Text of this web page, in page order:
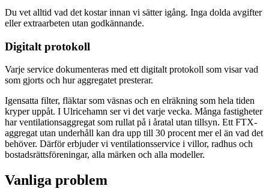
Du vet alltid vad det kostar innan vi sätter igång. Inga dolda avgifter
eller extraarbeten utan godkännande.
Digitalt protokoll
Varje service dokumenteras med ett digitalt protokoll som visar vad
som gjorts och hur aggregatet presterar.
Igensatta filter, fläktar som väsnas och en elräkning som hela tiden
kryper uppåt. I Ulricehamn ser vi det varje vecka. Många fastigheter
har ventilationsaggregat som rullat på i åratal utan tillsyn. Ett FTX-
aggregat utan underhåll kan dra upp till 30 procent mer el än vad det
behöver. Därför erbjuder vi ventilationsservice i villor, radhus och
bostadsrättsföreningar, alla märken och alla modeller.
Vanliga problem